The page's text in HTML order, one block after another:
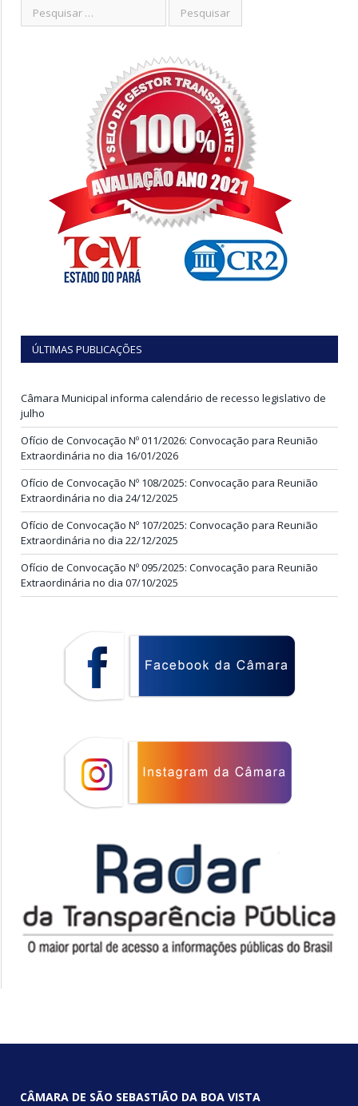
ÚLTIMAS PUBLICAÇÕES
Câmara Municipal informa calendário de recesso legislativo de
julho
Ofício de Convocação Nº 011/2026: Convocação para Reunião
Extraordinária no dia 16/01/2026
Ofício de Convocação Nº 108/2025: Convocação para Reunião
Extraordinária no dia 24/12/2025
Ofício de Convocação Nº 107/2025: Convocação para Reunião
Extraordinária no dia 22/12/2025
Ofício de Convocação Nº 095/2025: Convocação para Reunião
Extraordinária no dia 07/10/2025
CÂMARA DE SÃO SEBASTIÃO DA BOA VISTA